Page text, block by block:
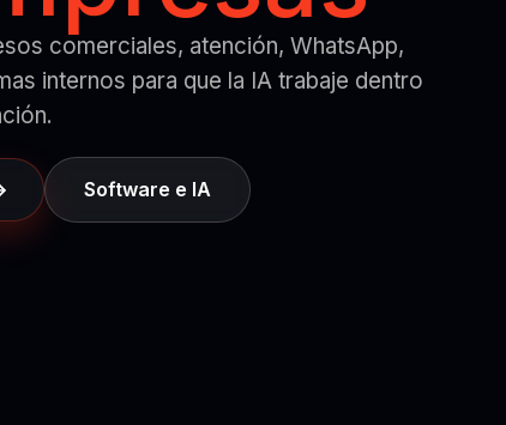
comerciales, atención, WhatsApp,
internos para que la IA trabaje dentro
Software e IA